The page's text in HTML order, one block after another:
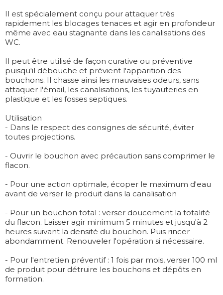
Il est spécialement conçu pour attaquer très
rapidement les blocages tenaces et agir en profondeur
même avec eau stagnante dans les canalisations des
WC.
Il peut être utilisé de façon curative ou préventive
puisqu'il débouche et prévient l'apparition des
bouchons. Il chasse ainsi les mauvaises odeurs, sans
attaquer l'émail, les canalisations, les tuyauteries en
plastique et les fosses septiques.
Utilisation
- Dans le respect des consignes de sécurité, éviter
toutes projections.
- Ouvrir le bouchon avec précaution sans comprimer le
flacon.
- Pour une action optimale, écoper le maximum d'eau
avant de verser le produit dans la canalisation
- Pour un bouchon total : verser doucement la totalité
du flacon. Laisser agir minimum 5 minutes et jusqu'à 2
heures suivant la densité du bouchon. Puis rincer
abondamment. Renouveler l'opération si nécessaire.
- Pour l'entretien préventif : 1 fois par mois, verser 100 ml
de produit pour détruire les bouchons et dépôts en
formation.